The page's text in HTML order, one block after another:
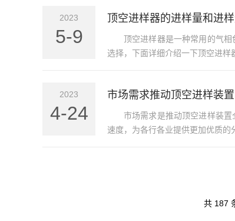
2023
5-9
顶空进样器的进样量和进样
顶空进样器是一种常用的气
选择，下面详细介绍一下顶空进样
2023
4-24
市场需求推动顶空进样装
市场需求是推动顶空进样装
速度，为各行各业提供更加优质的
共 187